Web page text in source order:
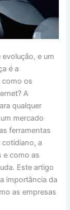
e um
é a
como os
A
qualquer
mercado
ferramentas
a
e como as
Este artigo
importância da
as empresas